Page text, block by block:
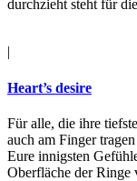
durchzieht steht für
|
Heart’s desire
Für alle, die ihre
auch am Finger
Eure innigsten
Oberfläche der Ringe